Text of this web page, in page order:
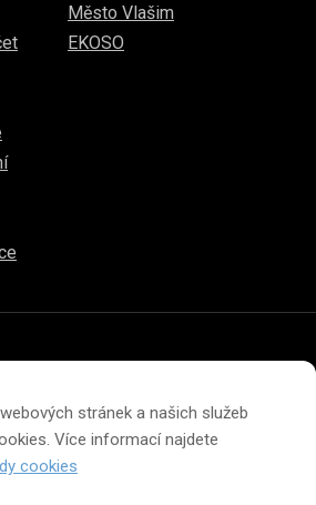
stránek a našich služeb
Více informací najdete
cookies
Město Vlašim
EKOSO
Prohlášení o ochraně soukromí